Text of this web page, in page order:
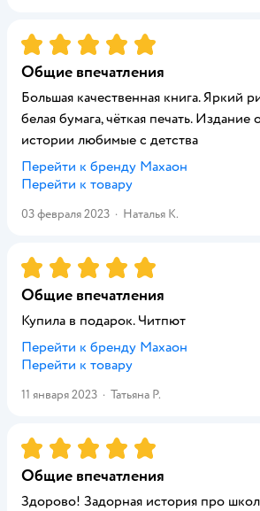
Рейтинг:5
Общие впечатления
Большая качественная книга. Яркий
белая бумага, чёткая печать. Издание
истории любимые с детства
Перейти к бренду Махаон
Перейти к товару
03 февраля 2023 · Наталья К.
Рейтинг:5
Общие впечатления
Купила в подарок. Читпют
Перейти к бренду Махаон
Перейти к товару
11 января 2023 · Татьяна Р.
Рейтинг:5
Общие впечатления
Здорово! Задорная история про